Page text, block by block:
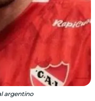
argentino